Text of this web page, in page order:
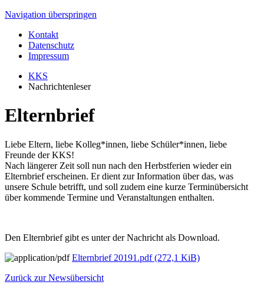
Navigation überspringen
Kontakt
Datenschutz
Impressum
KKS
Nachrichtenleser
Elternbrief
Liebe Eltern, liebe Kolleg*innen, liebe Schüler*innen, liebe
Freunde der KKS!
Nach längerer Zeit soll nun nach den Herbstferien wieder ein
Elternbrief erscheinen. Er dient zur Information über das, was
unsere Schule betrifft, und soll zudem eine kurze Terminübersicht
über kommende Termine und Veranstaltungen enthalten.
Den Elternbrief gibt es unter der Nachricht als Download.
Elternbrief 20191.pdf(272,1 KiB)
Zurück zur Newsübersicht